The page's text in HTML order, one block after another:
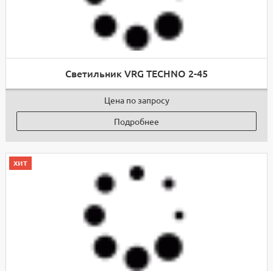
Светильник VRG TECHNO 2-45
Цена по запросу
Подробнее
хит